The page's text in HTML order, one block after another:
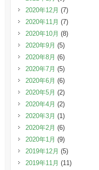
2020年12月 (7)
2020年11月 (7)
2020年10月 (8)
2020年9月 (5)
2020年8月 (6)
2020年7月 (5)
2020年6月 (6)
2020年5月 (2)
2020年4月 (2)
2020年3月 (1)
2020年2月 (6)
2020年1月 (9)
2019年12月 (5)
2019年11月 (11)